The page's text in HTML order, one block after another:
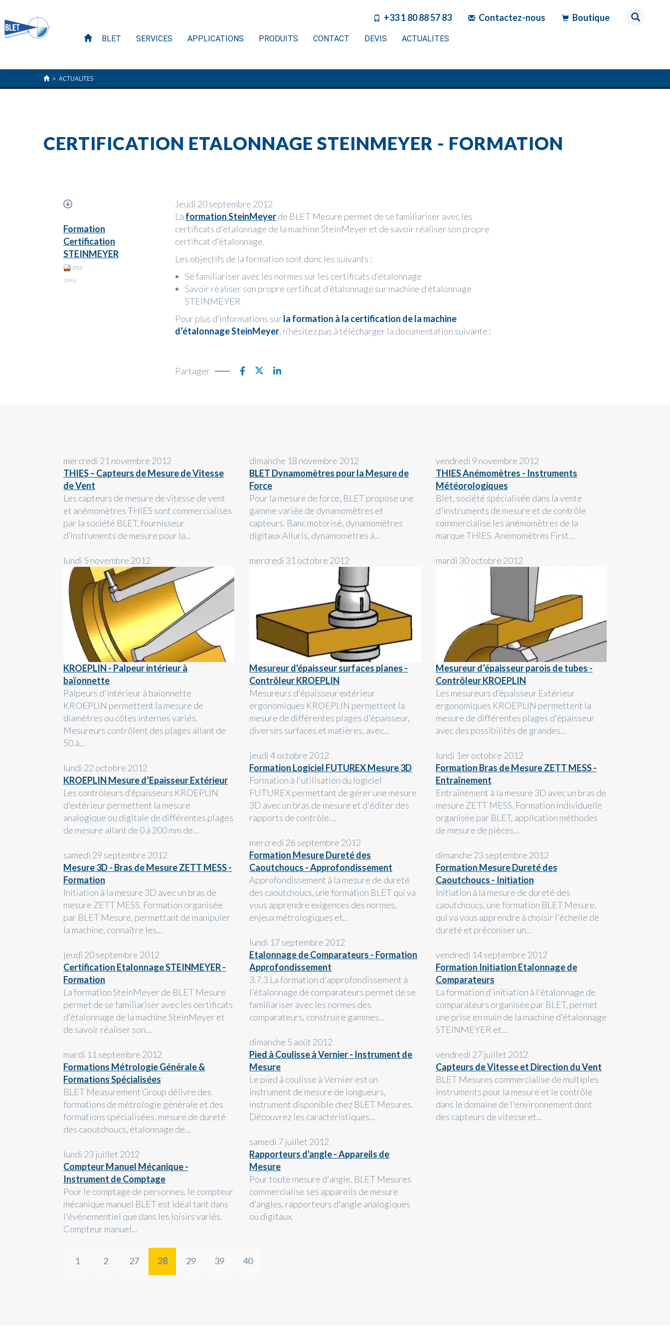
+33 1 80 88 57 83 Contactez-nous Boutique
BLET SERVICES APPLICATIONS PRODUITS CONTACT DEVIS ACTUALITES
> ACTUALITES
CERTIFICATION ETALONNAGE STEINMEYER - FORMATION
Formation
Certification
STEINMEYER
(PDF
13Ko)
Jeudi 20 septembre 2012
La formation SteinMeyerde BLET Mesure permet de se familiariser avec les
certificats d'étalonnage de la machine SteinMeyer et de savoir réaliser son propre
certificat d'étalonnage.
Les objectifs de la formation sont donc les suivants :
Se familiariser avec les normes sur les certificats d’étalonnage
Savoir réaliser son propre certificat d’étalonnage sur machine d’étalonnage
STEINMEYER
Pour plus d’informations surla formation à la certification de la machine
d’étalonnage SteinMeyer, n’hésitez pas à télécharger la documentation suivante :
Partager
mercredi 21 novembre 2012
THIES – Capteurs de Mesure de Vitesse
de Vent
Les capteurs de mesure de vitesse de vent
et anémomètres THIES sont commercialisés
par la société BLET, fournisseur
d’instruments de mesure pour la...
lundi 5 novembre 2012
KROEPLIN - Palpeur intérieur à
baïonnette
Palpeurs d'intérieur à baïonnette
KROEPLIN permettent la mesure de
diamètres ou côtes internes variés.
Mesureurs contrôlent des plages allant de
50 à...
lundi 22 octobre 2012
KROEPLIN Mesure d’Epaisseur Extérieur
Les contrôleurs d’épaisseurs KROEPLIN
d’extérieur permettent la mesure
analogique ou digitale de différentes plages
de mesure allant de 0 à 200 mm de...
samedi 29 septembre 2012
Mesure 3D - Bras de Mesure ZETT MESS -
Formation
Initiation à la mesure 3D avec un bras de
mesure ZETT MESS. Formation organisée
par BLET Mesure, permettant de manipuler
la machine, connaître les...
jeudi 20 septembre 2012
Certification Etalonnage STEINMEYER -
Formation
La formation SteinMeyer de BLET Mesure
permet de se familiariser avec les certificats
d'étalonnage de la machine SteinMeyer et
de savoir réaliser son...
mardi 11 septembre 2012
Formations Métrologie Générale &
Formations Spécialisées
BLET Measurement Group délivre des
formations de métrologie générale et des
formations spécialisées, mesure de dureté
des caoutchoucs, étalonnage de...
lundi 23 juillet 2012
Compteur Manuel Mécanique -
Instrument de Comptage
Pour le comptage de personnes, le compteur
mécanique manuel BLET est idéal tant dans
l'événementiel que dans les loisirs variés.
Compteur manuel...
dimanche 18 novembre 2012
BLET Dynamomètres pour la Mesure de
Force
Pour la mesure de force, BLET propose une
gamme variée de dynamomètres et
capteurs. Banc motorisé, dynamomètres
digitaux Alluris, dynamomètres à...
mercredi 31 octobre 2012
Mesureur d'épaisseur surfaces planes -
Contrôleur KROEPLIN
Mesureurs d'épaisseur extérieur
ergonomiques KROEPLIN permettent la
mesure de différentes plages d'épaisseur,
diverses surfaces et matières, avec...
jeudi 4 octobre 2012
Formation Logiciel FUTUREX Mesure 3D
Formation à l'utilisation du logiciel
FUTUREX permettant de gérer une mesure
3D avec un bras de mesure et d'éditer des
rapports de contrôle....
mercredi 26 septembre 2012
Formation Mesure Dureté des
Caoutchoucs - Approfondissement
Approfondissement à la mesure de dureté
des caoutchoucs, une formation BLET qui va
vous apprendre exigences des normes,
enjeux métrologiques et...
lundi 17 septembre 2012
Etalonnage de Comparateurs - Formation
Approfondissement
3.7.3 La formation d'approfondissement à
l'étalonnage de comparateurs permet de se
familiariser avec les normes des
comparateurs, construire gammes...
dimanche 5 août 2012
Pied à Coulisse à Vernier - Instrument de
Mesure
Le pied à coulisse à Vernier est un
instrument de mesure de longueurs,
instrument disponible chez BLET Mesures.
Découvrez les caractéristiques...
samedi 7 juillet 2012
Rapporteurs d'angle - Appareils de
Mesure
Pour toute mesure d'angle, BLET Mesures
commercialise ses appareils de mesure
d'angles, rapporteurs d'angle analogiques
ou digitaux.
vendredi 9 novembre 2012
THIES Anémomètres - Instruments
Météorologiques
Blet, société spécialisée dans la vente
d'instruments de mesure et de contrôle
commercialise les anémomètres de la
marque THIES. Anemomètres First...
mardi 30 octobre 2012
Mesureur d’épaisseur parois de tubes -
Contrôleur KROEPLIN
Les mesureurs d’épaisseur Extérieur
ergonomiques KROEPLIN permettent la
mesure de différentes plages d'épaisseur
avec des possibilités de grandes...
lundi 1er octobre 2012
Formation Bras de Mesure ZETT MESS -
Entraînement
Entraînement à la mesure 3D avec un bras de
mesure ZETT MESS. Formation individuelle
organisée par BLET, application méthodes
de mesure de pièces...
dimanche 23 septembre 2012
Formation Mesure Dureté des
Caoutchoucs - Initiation
Initiation à la mesure de dureté des
caoutchoucs, une formation BLET Mesure,
qui va vous apprendre à choisir l'échelle de
dureté et préconiser un...
vendredi 14 septembre 2012
Formation Initiation Etalonnage de
Comparateurs
La formation d'initiation à l'étalonnage de
comparateurs organisée par BLET, permet
une prise en main de la machine d'étalonnage
STEINMEYER et...
vendredi 27 juillet 2012
Capteurs de Vitesse et Direction du Vent
BLET Mesures commercialise de multiples
instruments pour la mesure et le contrôle
dans le domaine de l'environnement dont
des capteurs de vitesse et...
1 2 27 28 29 39 40